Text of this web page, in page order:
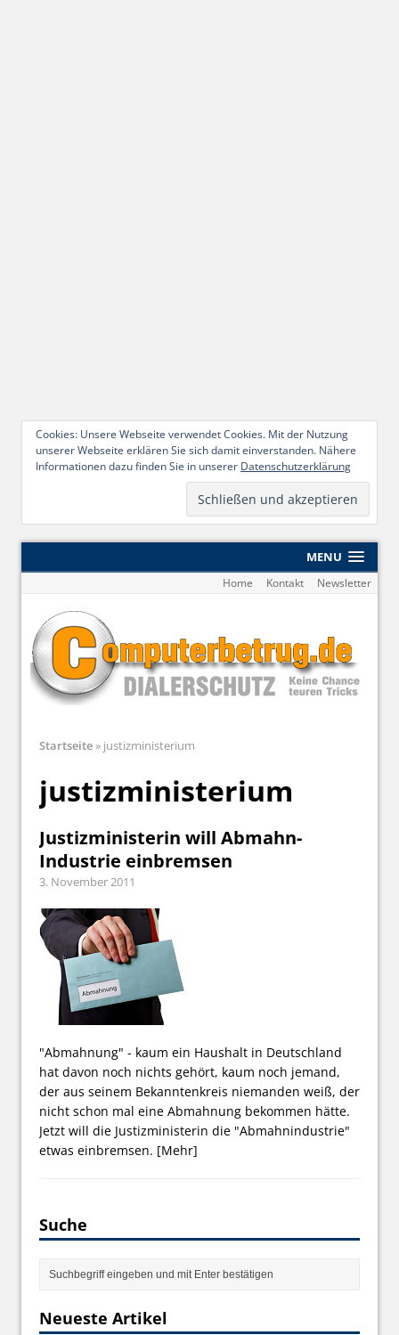
Cookies: Unsere Webseite verwendet Cookies. Mit der Nutzung
unserer Webseite erklären Sie sich damit einverstanden. Nähere
Informationen dazu finden Sie in unserer Datenschutzerklärung
MENU
Home Kontakt Newsletter
Startseite» justizministerium
justizministerium
Justizministerin will Abmahn-
Industrie einbremsen
3. November 2011
"Abmahnung" - kaum ein Haushalt in Deutschland
hat davon noch nichts gehört, kaum noch jemand,
der aus seinem Bekanntenkreis niemanden weiß, der
nicht schon mal eine Abmahnung bekommen hätte.
Jetzt will die Justizministerin die "Abmahnindustrie"
etwas einbremsen. [Mehr]
Suche
Neueste Artikel